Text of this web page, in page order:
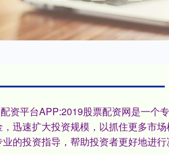
资平台APP:2019股票配资网是一
迅速扩大投资规模，以抓住更多市
的投资指导，帮助投资者更好地进